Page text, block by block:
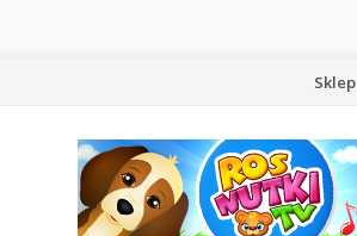
Przejdź
treści
Sklep